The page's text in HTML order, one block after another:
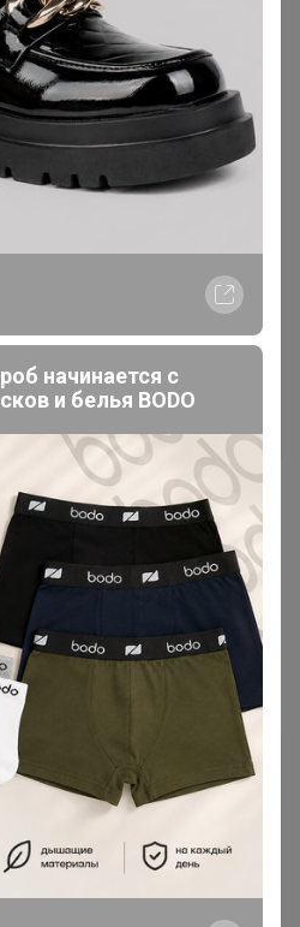
№532 жидкое мыло
224,57р
Доставка 50р
в Сплит
начинается с
и белья BODO